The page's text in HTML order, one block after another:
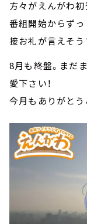
方々がえんがわ初
番組開始からず
接お礼が言えそう
8月も終盤。まだ
愛下さい！
今月もありがとう